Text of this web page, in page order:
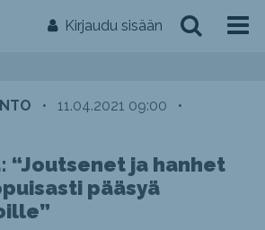
Kirjaudu sisään
• 11.04.2021 09:00
•
“Joutsenet ja hanhet
pääsyä